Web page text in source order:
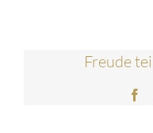
Freude